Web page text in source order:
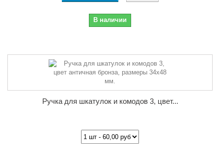
В наличии
Ручка для шкатулок и комодов 3, цвет...